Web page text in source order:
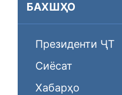
БАХШҲО
Президенти ҶТ
Сиёсат
Хабарҳо